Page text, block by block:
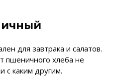
для завтрака и салатов.
пшеничного хлеба не
с каким другим.